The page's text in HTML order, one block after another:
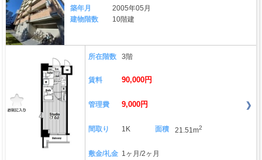
築年月
2005年05月
建物階数
10階建
所在階数 3階
賃料 90,000円
管理費 9,000円
間取り 1K 面積 21.51m2
敷金/礼金 1ヶ月/2ヶ月